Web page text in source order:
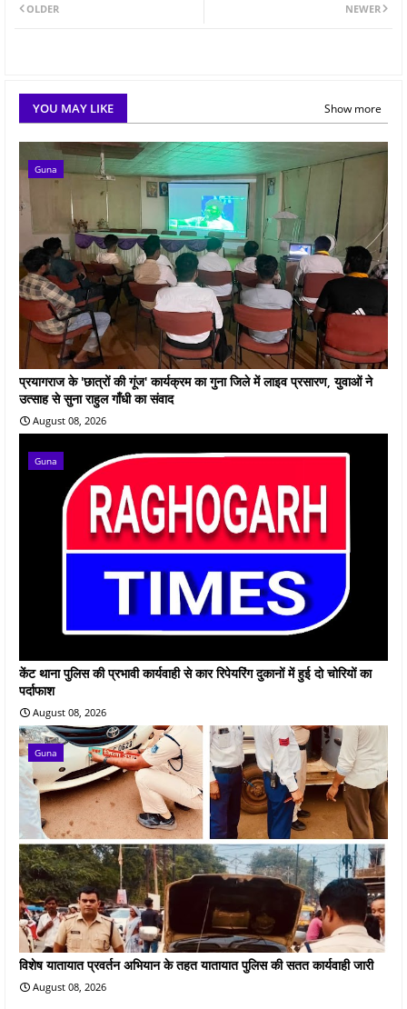
NEWER
OLDER
YOU MAY LIKE Show more
Guna
प्रयागराज के 'छात्रों की गूंज' कार्यक्रम का गुना जिले में लाइव प्रसारण, युवाओं ने
उत्साह से सुना राहुल गाँधी का संवाद
August 08, 2026
Guna
केंट थाना पुलिस की प्रभावी कार्यवाही से कार रिपेयरिंग दुकानों में हुई दो चोरियों का
पर्दाफाश
August 08, 2026
Guna
विशेष यातायात प्रवर्तन अभियान के तहत यातायात पुलिस की सतत कार्यवाही जारी
August 08, 2026